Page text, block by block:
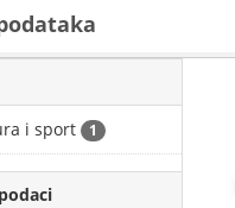
i sport 1